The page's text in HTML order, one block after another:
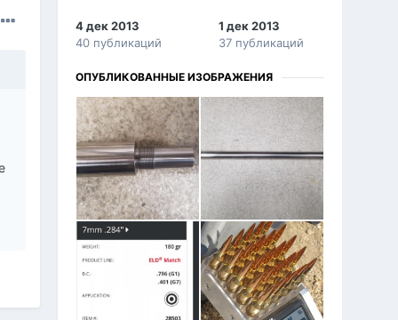
4 дек 2013
40 публикаций
1 дек 2013
37 публикаций
ОПУБЛИКОВАННЫЕ ИЗОБРАЖЕНИЯ